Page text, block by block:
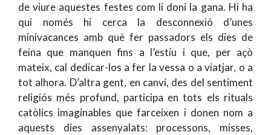
de viure aquestes festes com li doni la gana. Hi ha
qui només hi cerca la desconnexió d’unes
minivacances amb què fer passadors els dies de
feina que manquen fins a l’estiu i que, per açò
mateix, cal dedicar-los a fer la vessa o a viatjar, o a
tot alhora. D’altra gent, en canvi, des del sentiment
religiós més profund, participa en tots els rituals
catòlics imaginables que farceixen i donen nom a
aquests dies assenyalats: processons, misses,